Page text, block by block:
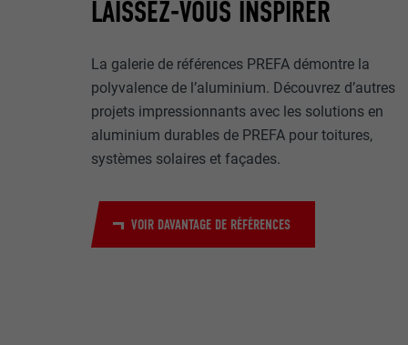
LAISSEZ-VOUS INSPIRER
La galerie de références PREFA démontre la
polyvalence de l’aluminium. Découvrez d’autres
projets impressionnants avec les solutions en
aluminium durables de PREFA pour toitures,
systèmes solaires et façades.
VOIR DAVANTAGE DE RÉFÉRENCES
UTILITÉ
Internet.
NOM
EXPIRATION
MARKETING ET
Les cookies «
annonceurs
visiteurs à
plateformes